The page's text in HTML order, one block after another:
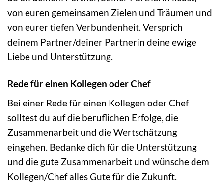
von euren gemeinsamen Zielen und Träumen und
von eurer tiefen Verbundenheit. Versprich
deinem Partner/deiner Partnerin deine ewige
Liebe und Unterstützung.
Rede für einen Kollegen oder Chef
Bei einer Rede für einen Kollegen oder Chef
solltest du auf die beruflichen Erfolge, die
Zusammenarbeit und die Wertschätzung
eingehen. Bedanke dich für die Unterstützung
und die gute Zusammenarbeit und wünsche dem
Kollegen/Chef alles Gute für die Zukunft.